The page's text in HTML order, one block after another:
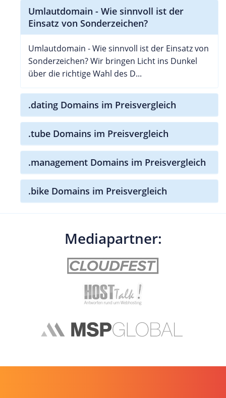
Umlautdomain - Wie sinnvoll ist der
Einsatz von Sonderzeichen?
Umlautdomain - Wie sinnvoll ist der Einsatz von
Sonderzeichen? Wir bringen Licht ins Dunkel
über die richtige Wahl des D...
.dating Domains im Preisvergleich
.tube Domains im Preisvergleich
.management Domains im Preisvergleich
.bike Domains im Preisvergleich
Mediapartner: